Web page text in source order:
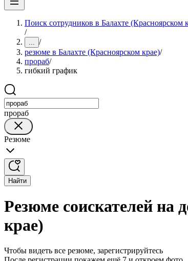
Поиск сотрудников в Балахте (Красноярском
/
... /
резюме в Балахте (Красноярском крае)/
прораб/
гибкий график
прораб
Резюме
Найти
Резюме соискателей на
крае)
Чтобы видеть все резюме, зарегистрируйтесь